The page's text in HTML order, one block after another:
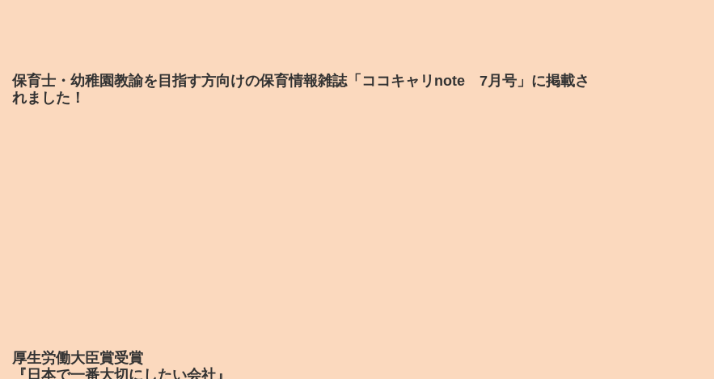
保育士・幼稚園教諭を目指す方向けの保育情報雑誌「ココキャリnote 7月号」に掲載さ
れました！
厚生労働大臣賞受賞
『日本で一番大切にしたい会社』